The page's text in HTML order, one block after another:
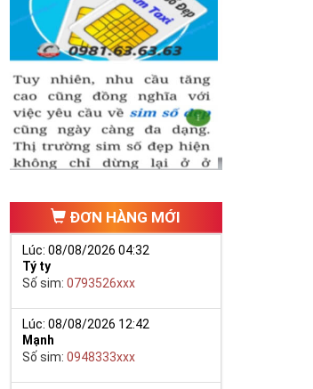
ĐƠN HÀNG MỚI
Lúc: 08/08/2026 04:32
Tý ty
Số sim:0793526xxx
Lúc: 08/08/2026 12:42
Mạnh
Số sim:0948333xxx